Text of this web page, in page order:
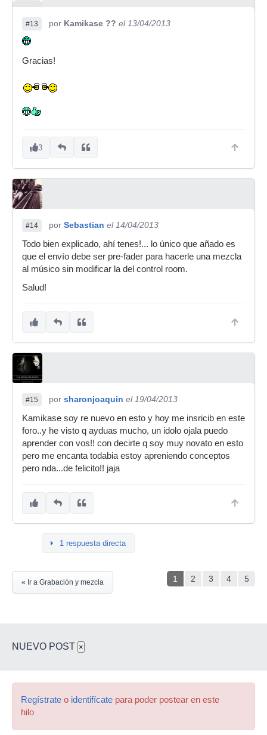
#13 por Kamikase ?? el 13/04/2013
Gracias!
3
#14 por Sebastian el 14/04/2013
Todo bien explicado, ahí tenes!... lo único que añado es
que el envío debe ser pre-fader para hacerle una mezcla
al músico sin modificar la del control room.
Salud!
#15 por sharonjoaquin el 19/04/2013
Kamikase soy re nuevo en esto y hoy me insricib en este
foro..y he visto q ayduas mucho, un idolo ojala puedo
aprender con vos!! con decirte q soy muy novato en esto
pero me encanta todabia estoy apreniendo conceptos
pero nda...de felicito!! jaja
1 respuesta directa
1 2 3 4 5
« Ir a Grabación y mezcla
NUEVO POST ×
Regístrate o identifícate para poder postear en este
hilo